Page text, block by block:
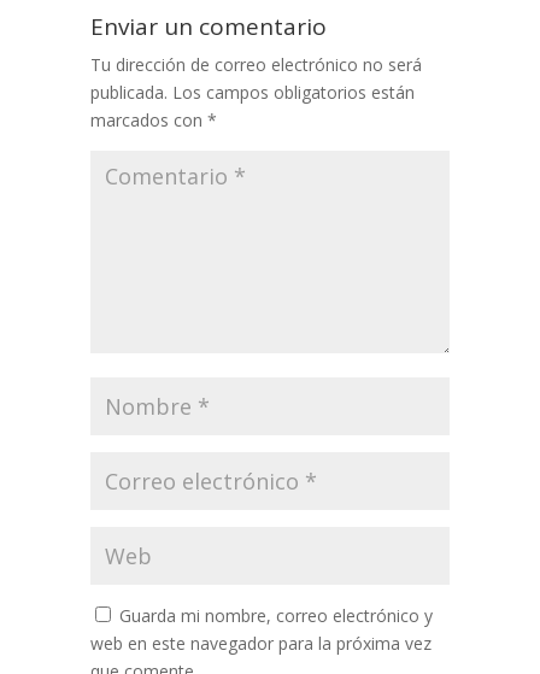
Enviar un comentario
Tu dirección de correo electrónico no será
publicada. Los campos obligatorios están
marcados con *
Guarda mi nombre, correo electrónico y
web en este navegador para la próxima vez